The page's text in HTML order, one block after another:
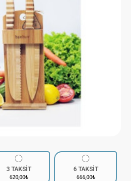
3 TAKSİT
620,00₺
6 TAKSİT
666,00₺